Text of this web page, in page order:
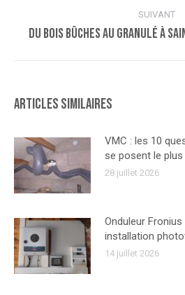
:
SUIVANT
Article
Du bois bûches au granulé à
Articles similaires
VMC : les 10
se posent le plus
28 juillet 2026
Onduleur
installation
14 juillet 2026